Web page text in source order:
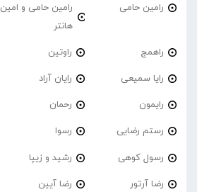
رامین حامی
رامین حامی و امین
هانتر
راهمج راوتین
رایا سمیعی رایان آراد
رایمون رحمان
رستم رضایی رسوا
رسول کوهی رشید و زیپا
رضا آرتور رضا آیین